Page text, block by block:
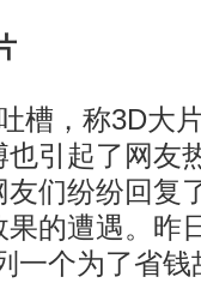
，称3D大
引起了网友
们纷纷回复
的遭遇。昨
一个为了省